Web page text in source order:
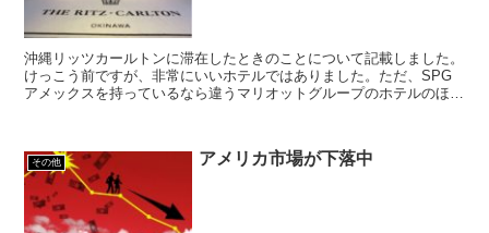
沖縄リッツカールトンに滞在したときのことについて記載しました。
けっこう前ですが、非常にいいホテルではありました。ただ、SPG
アメックスを持っているなら違うマリオットグループのホテルのほう
その他 アメリカ市場が下落中